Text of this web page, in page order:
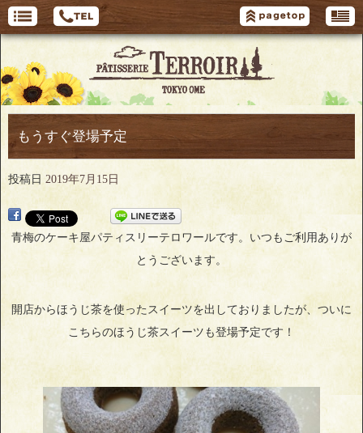
もうすぐ登場予定
投稿日 2019年7月15日
青梅のケーキ屋パティスリーテロワールです。いつもご利用ありが
とうございます。
開店からほうじ茶を使ったスイーツを出しておりましたが、ついに
こちらのほうじ茶スイーツも登場予定です！